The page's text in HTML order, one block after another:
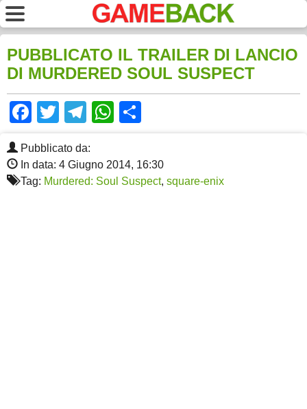
PUBBLICATO IL TRAILER DI LANCIO
DI MURDERED SOUL SUSPECT
Facebook
TwitterTelegram
WhatsApp
Pubblicato da:
In data: 4 Giugno 2014, 16:30
Tag: Murdered: Soul Suspect, square-enix